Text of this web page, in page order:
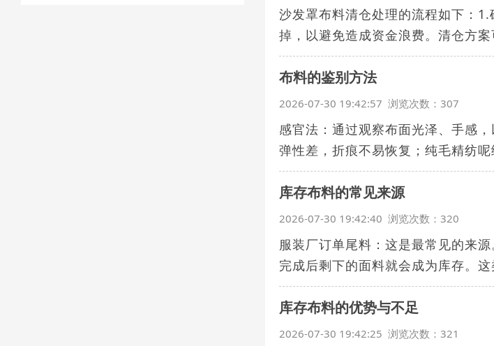
沙发罩布料清仓处理的流程如下：
掉，以避免造成资金浪费。清仓方
布料的鉴别方法
2026-07-30 19:42:57 浏览次数：307
感官法：通过观察布面光泽、手感
弹性差，折痕不易恢复；纯毛精纺
库存布料的常见来源
2026-07-30 19:42:40 浏览次数：320
服装厂订单尾料：这是最常见的来
完成后剩下的面料就会成为库存。
库存布料的优势与不足
2026-07-30 19:42:25 浏览次数：321